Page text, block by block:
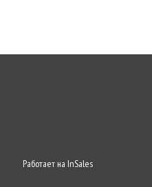
Работает на InSales